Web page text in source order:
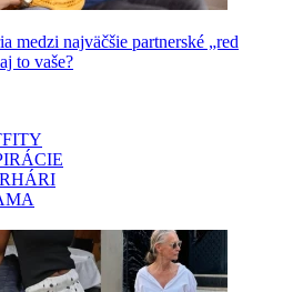
medzi najväčšie partnerské „red
to vaše?